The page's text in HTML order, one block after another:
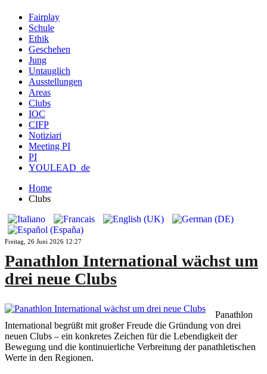
Fairplay
Schule
Ethik
Geschehen
Jung
Untauglich
Ausstellungen
Areas
Clubs
IOC
CIFP
Notiziari
Meeting PI
PI
YOULEAD_de
Home
Clubs
Freitag, 26 Juni 2026 12:27
Panathlon International wächst um
drei neue Clubs
Panathlon
International begrüßt mit großer Freude die Gründung von drei
neuen Clubs – ein konkretes Zeichen für die Lebendigkeit der
Bewegung und die kontinuierliche Verbreitung der panathletischen
Werte in den Regionen.